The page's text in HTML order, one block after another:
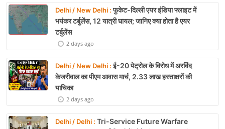
Delhi / New Delhi :फुकेट-दिल्ली एयर इंडिया फ्लाइट में
भयंकर टर्बुलेंस, 12 यात्री घायल; जानिए क्या होता है एयर
टर्बुलेंस
2 days ago
Delhi / New Delhi :ई-20 पेट्रोल के विरोध में अरविंद
केजरीवाल का पीएम आवास मार्च, 2.33 लाख हस्ताक्षरों की
याचिका
2 days ago
Delhi / Delhi : Tri-Service Future Warfare